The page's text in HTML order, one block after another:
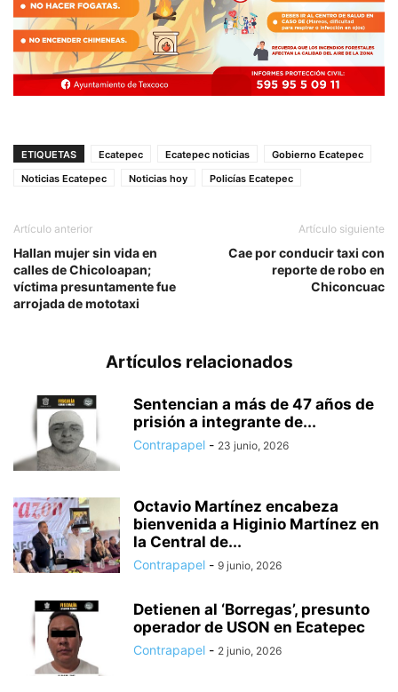
ETIQUETAS Ecatepec Ecatepec noticias
Gobierno Ecatepec
Noticias Ecatepec
Noticias hoy Policías Ecatepec
Artículo anterior
Hallan mujer sin vida en
calles de Chicoloapan;
víctima presuntamente fue
arrojada de mototaxi
Artículo siguiente
Cae por conducir taxi con
reporte de robo en
Chiconcuac
Artículos relacionados
Sentencian a más de 47 años de
prisión a integrante de...
Contrapapel - 23 junio, 2026
Octavio Martínez encabeza
bienvenida a Higinio Martínez en
la Central de...
Contrapapel - 9 junio, 2026
Detienen al ‘Borregas’, presunto
operador de USON en Ecatepec
Contrapapel - 2 junio, 2026